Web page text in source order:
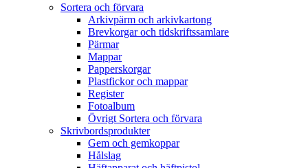
Sortera och förvara
Arkivpärm och arkivkartong
Brevkorgar och tidskriftssamlare
Pärmar
Mappar
Papperskorgar
Plastfickor och mappar
Register
Fotoalbum
Övrigt Sortera och förvara
Skrivbordsprodukter
Gem och gemkoppar
Hålslag